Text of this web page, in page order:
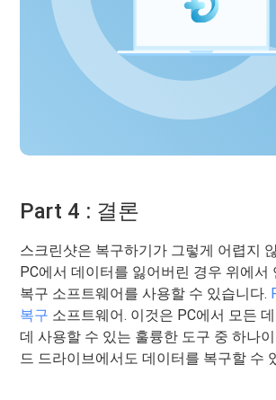
Part 4 : 결론
스크린샷은 복구하기가 그렇게 어렵지
PC에서 데이터를 잃어버린 경우 위에서
복구 소프트웨어를 사용할 수 있습니다.
복구 소프트웨어. 이것은 PC에서 모든
데 사용할 수 있는 훌륭한 도구 중 하나
드 드라이브에서도 데이터를 복구할 수